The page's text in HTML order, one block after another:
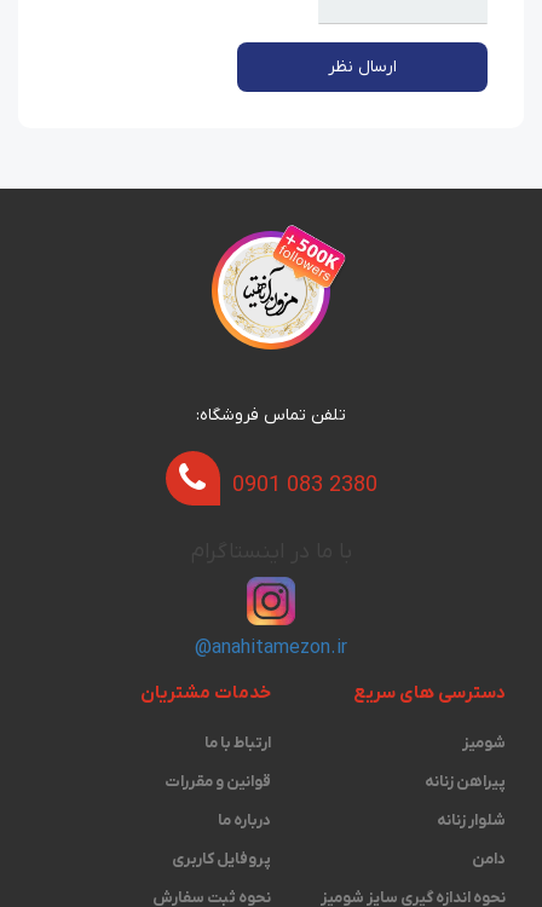
ارسال نظر
تلفن تماس فروشگاه:
0901 083 2380
@anahitamezon.ir
دسترسی های سریع
شومیز
پیراهن زنانه
شلوار زنانه
دامن
نحوه اندازه گیری ‫سایز شومیز
خدمات مشتریان
ارتباط با ما
قوانین و مقررات
درباره ما
پروفایل کاربری
نحوه ثبت سفارش